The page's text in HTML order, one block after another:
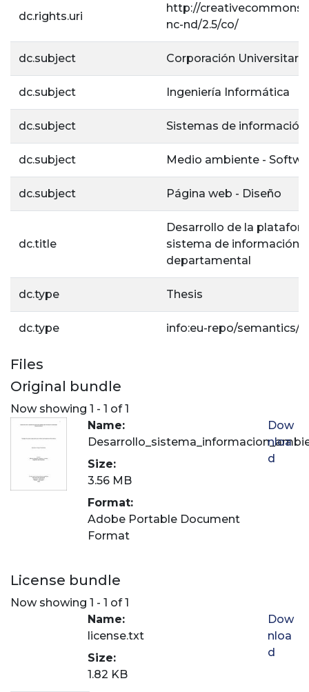
dc.rights.uri
http://
nc-nd/2.5/co/
dc.subject Corporación
dc.subject Ingeniería Informática
dc.subject Sistemas de información
dc.subject Medio ambiente -
dc.subject Página web - Diseño
dc.title
Desarrollo de la
sistema de información
departamental
dc.type Thesis
dc.type info:eu-repo/semantics/
Files
Original bundle
Now showing 1 - 1 of 1
Name:
Size:
3.56 MB
Format:
Adobe Portable Document
Format
Dow
nloa
d
License bundle
Now showing 1 - 1 of 1
Name:
license.txt
Size:
1.82 KB
Dow
nloa
d